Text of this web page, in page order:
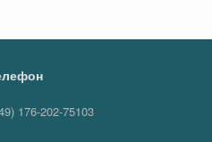
176-202-75103